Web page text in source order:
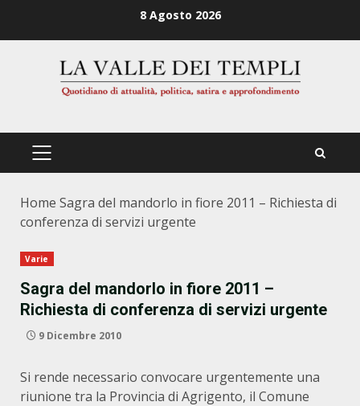
8 Agosto 2026
PRIMÄRES
Home Sagra del mandorlo in fiore 2011 – Richiesta di
conferenza di servizi urgente
Varie
Sagra del mandorlo in fiore 2011 –
Richiesta di conferenza di servizi urgente
9 Dicembre 2010
Si rende necessario convocare urgentemente una
riunione tra la Provincia di Agrigento, il Comune